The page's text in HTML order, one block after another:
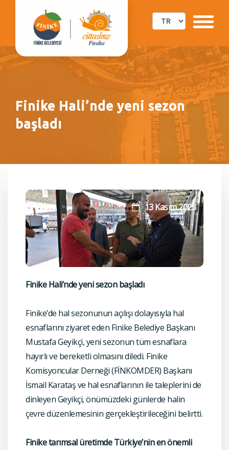
Finike Hali’nde yeni sezon
başladı
13 Kasım 2023
Finike Hali’nde yeni sezon başladı
Finike’de hal sezonunun açılışı dolayısıyla hal
esnaflarını ziyaret eden Finike Belediye Başkanı
Mustafa Geyikçi, yeni sezonun tüm esnaflara
hayırlı ve bereketli olmasını diledi. Finike
Komisyoncular Derneği (FİNKOMDER) Başkanı
İsmail Karataş ve hal esnaflarının ile taleplerini de
dinleyen Geyikçi, önümüzdeki günlerde halin
çevre düzenlemesinin gerçekleştirileceğini belirtti.
Finike tarımsal üretimde Türkiye’nin en önemli